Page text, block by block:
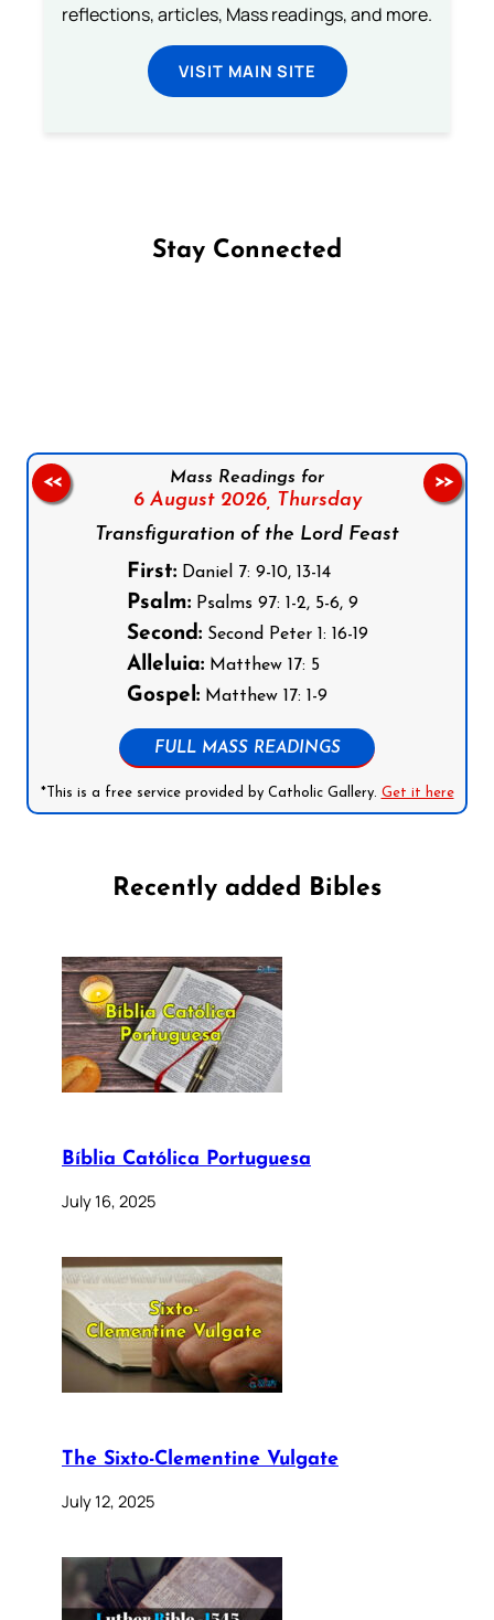
reflections, articles, Mass readings, and more.
VISIT MAIN SITE
Stay Connected
Mass Readings for
6 August 2026, Thursday
Transfiguration of the Lord Feast
First:Daniel 7: 9-10, 13-14
Psalm:Psalms 97: 1-2, 5-6, 9
Second:Second Peter 1: 16-19
Alleluia:Matthew 17: 5
Gospel:Matthew 17: 1-9
FULL MASS READINGS
*This is a free service provided by Catholic Gallery. Get it here
<< >>
Recently added Bibles
Bíblia Católica Portuguesa
July 16, 2025
The Sixto-Clementine Vulgate
July 12, 2025